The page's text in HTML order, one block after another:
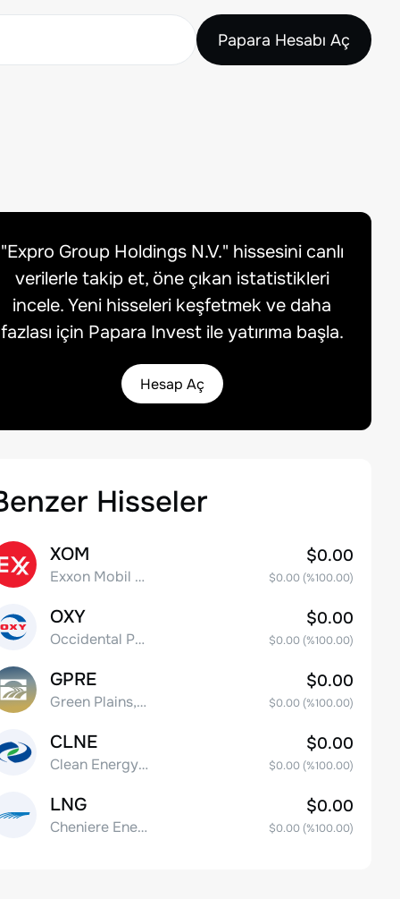
Papara Hesabı Aç
"Expro Group Holdings N.V." hissesini canlı
verilerle takip et, öne çıkan istatistikleri
incele. Yeni hisseleri keşfetmek ve daha
fazlası için Papara Invest ile yatırıma başla.
Hesap Aç
Hisseler
XOM
Exxon Mobil Corporation
$0.00
$0.00(%100.00)
OXY
Occidental Petroleum Corporation
$0.00
$0.00(%100.00)
GPRE
Green Plains, Inc.
$0.00
$0.00(%100.00)
CLNE
Clean Energy Fuels Corp.
$0.00
$0.00(%100.00)
LNG
Cheniere Energy Inc
$0.00
$0.00(%100.00)